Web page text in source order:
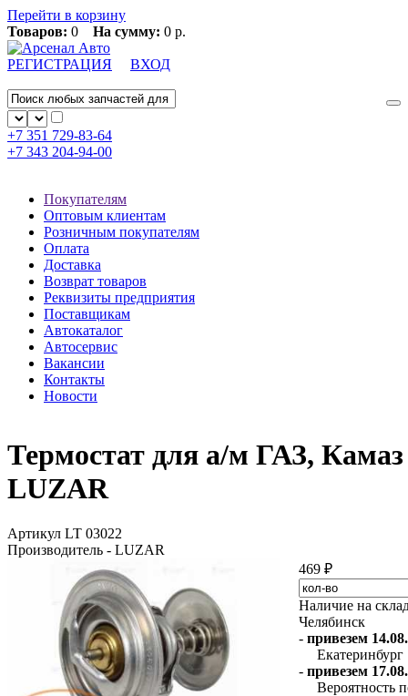
Перейти в корзину
Товаров: 0 На сумму: 0 р.
РЕГИСТРАЦИЯ ВХОД
+7 351 729-83-64
+7 343 204-94-00
Покупателям
Оптовым клиентам
Розничным покупателям
Оплата
Доставка
Возврат товаров
Реквизиты предприятия
Поставщикам
Автокаталог
Автосервис
Вакансии
Контакты
Новости
Термостат для а/м ГАЗ,
LUZAR
Артикул LT 03022
Производитель - LUZAR
469 ₽
Наличие на
Челябинск
- привезем
Екатеринбург
- привезем
Вероятность